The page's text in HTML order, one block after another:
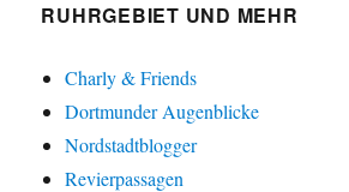
RUHRGEBIET UND MEHR
Charly & Friends
Dortmunder Augenblicke
Nordstadtblogger
Revierpassagen